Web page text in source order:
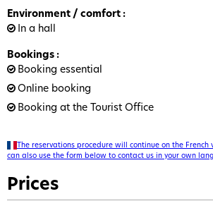
Environment / comfort :
In a hall
Bookings :
Booking essential
Online booking
Booking at the Tourist Office
The reservations procedure will continue on the French
can also use the form below to contact us in your own
Prices